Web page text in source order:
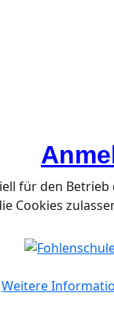
für den
Cookies
Weitere